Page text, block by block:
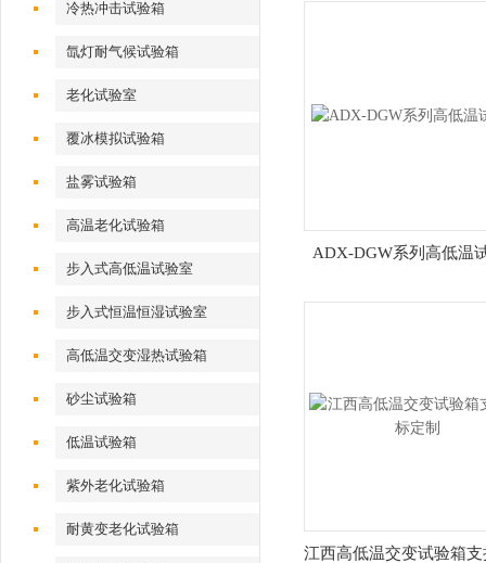
冷热冲击试验箱
氙灯耐气候试验箱
老化试验室
覆冰模拟试验箱
盐雾试验箱
高温老化试验箱
步入式高低温试验室
步入式恒温恒湿试验室
高低温交变湿热试验箱
砂尘试验箱
低温试验箱
紫外老化试验箱
耐黄变老化试验箱
ADX-DGW系列高低温
江西高低温交变试验箱